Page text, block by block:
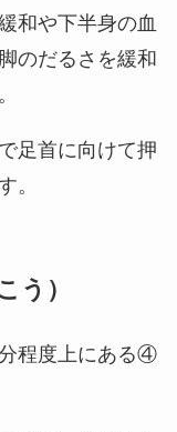
和や下半身の血
のだるさを緩和
足首に向けて押
。
う）
程度上にある④